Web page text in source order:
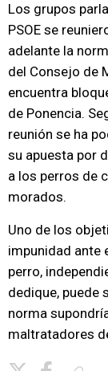
Los grupos
PSOE se
adelante la
del Consejo de
encuentra
de Ponencia.
reunión se ha
su apuesta por
a los perros de
morados.
Uno de los
impunidad ante
perro,
dedique, puede
norma
maltratadores